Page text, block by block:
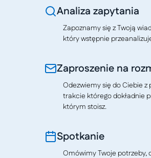
Analiza zapytania
Zapoznamy się z Twoją
który wstępnie
Zaproszenie na
Odezwiemy się do Ciebie
trakcie którego dokładnie
którym stoisz.
Spotkanie
Omówimy Twoje potrzeby,